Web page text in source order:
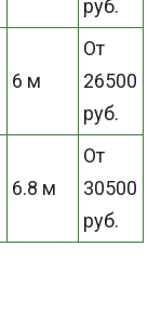
руб.
6 м
От
26500
руб.
6.8 м
От
30500
руб.